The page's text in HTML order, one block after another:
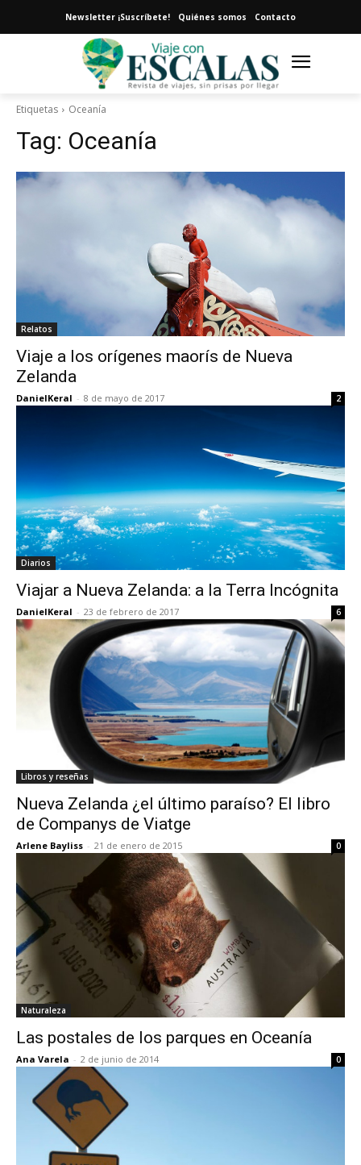
Newsletter ¡Suscríbete! Quiénes somos Contacto
Etiquetas Oceanía
Tag: Oceanía
Relatos
Viaje a los orígenes maorís de Nueva
Zelanda
DanielKeral - 8 de mayo de 2017 2
Diarios
Viajar a Nueva Zelanda: a la Terra Incógnita
DanielKeral - 23 de febrero de 2017 6
Libros y reseñas
Nueva Zelanda ¿el último paraíso? El libro
de Companys de Viatge
Arlene Bayliss - 21 de enero de 2015 0
Naturaleza
Las postales de los parques en Oceanía
Ana Varela - 2 de junio de 2014 0